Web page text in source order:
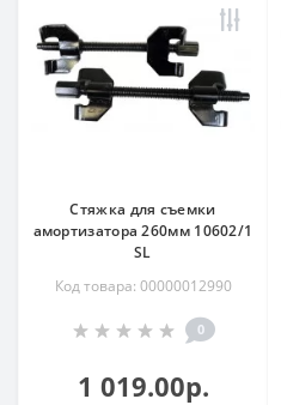
Стяжка для съемки
амортизатора 260мм 10602/1
SL
Код товара: 00000012990
0
1 019.00р.